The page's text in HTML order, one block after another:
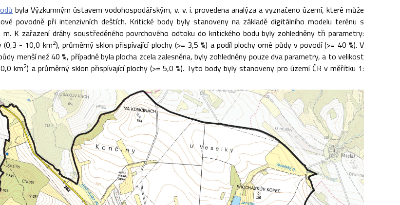
byla Výzkumným ústavem vodohospodářským, v. v. i. provedena analýza a vyznačeno území, které může
povodně při intenzivních deštích. Kritické body byly stanoveny na základě digitálního modelu terénu s
K zařazení dráhy soustředěného povrchového odtoku do kritického bodu byly zohledněny tři parametry:
(0,3 - 10,0 km2), průměrný sklon přispívající plochy (>= 3,5 %) a podíl plochy orné půdy v povodí (>= 40 %). V
menší než 40 %, případně byla plocha zcela zalesněna, byly zohledněny pouze dva parametry, a to velikost
km2) a průměrný sklon přispívající plochy (>= 5,0 %). Tyto body byly stanoveny pro území ČR v měřítku 1: